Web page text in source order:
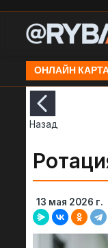
ОНЛАЙН
в н.п.
Назад
13 мая 2026 г.